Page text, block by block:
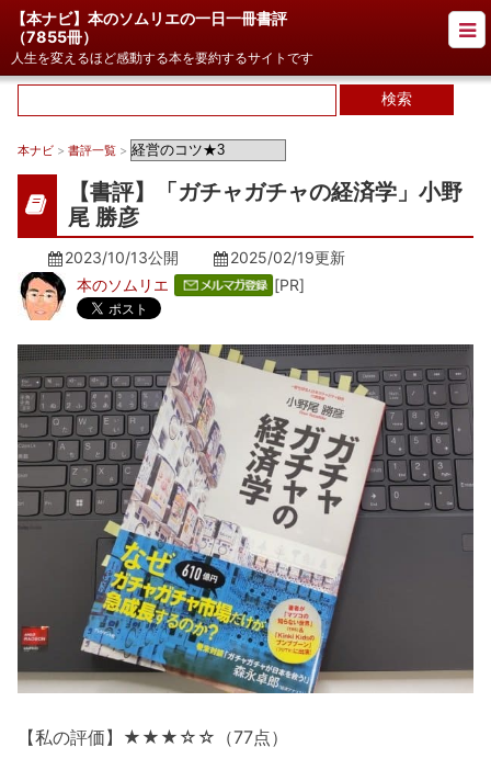
【本ナビ】本のソムリエの一日一冊書評
（7855冊）
人生を変えるほど感動する本を要約するサイトです
本ナビ > 書評一覧 >
【書評】「ガチャガチャの経済学」小野
尾 勝彦
2023/10/13公開 2025/02/19更新
本のソムリエ
[PR]
【私の評価】★★★☆☆（77点）